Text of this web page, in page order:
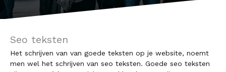
Seo teksten
Het schrijven van van goede teksten op je website, noemt
men wel het schrijven van seo teksten. Goede seo teksten